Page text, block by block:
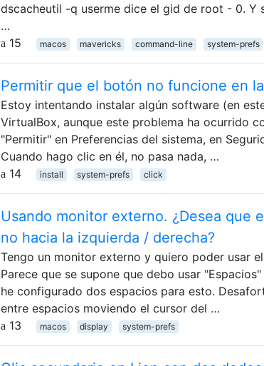
dscacheutil -q userme dice el gid de root - 0. Y
…
15
macos mavericks command-line system-prefs
Permitir que el botón no funcione en
Estoy intentando instalar algún software (en
VirtualBox, aunque este problema ha ocurrido
"Permitir" en Preferencias del sistema, en
Cuando hago clic en él, no pasa nada, …
14
install system-prefs click
Usando monitor externo. ¿Desea que
no hacia la izquierda / derecha?
Tengo un monitor externo y quiero poder usar
Parece que se supone que debo usar
he configurado dos espacios para esto.
entre espacios moviendo el cursor del …
13
macos display system-prefs